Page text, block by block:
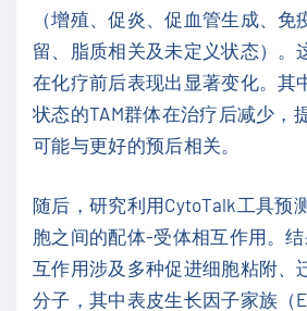
（增殖、促炎、促血管生成、免
留、脂质相关及未定义状态）。
在化疗前后表现出显著变化。其
状态的TAM群体在治疗后减少，
可能与更好的预后相关。
随后，研究利用CytoTalk工具预
胞之间的配体-受体相互作用。
互作用涉及多种促进细胞粘附、
分子，其中表皮生长因子家族（